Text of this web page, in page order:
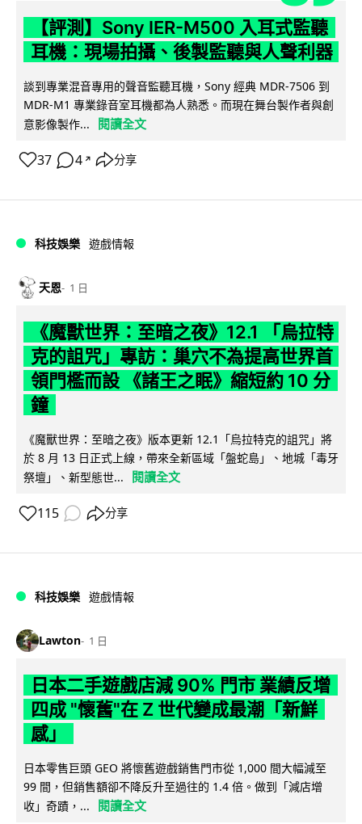
【評測】Sony IER-M500 入耳式監聽
耳機：現場拍攝、後製監聽與人聲利器
談到專業混音專用的聲音監聽耳機，Sony 經典 MDR-7506 到
MDR-M1 專業錄音室耳機都為人熟悉。而現在舞台製作者與創
意影像製作...
閱讀全文
37 4 ↗ 分享
科技娛樂 遊戲情報
天恩 1 日
《魔獸世界：至暗之夜》12.1 「烏拉特
克的詛咒」專訪：巢穴不為提高世界首
領門檻而設 《諸王之眠》縮短約 10 分
鐘
《魔獸世界：至暗之夜》版本更新 12.1「烏拉特克的詛咒」將
於 8 月 13 日正式上線，帶來全新區域「盤蛇島」、地城「毒牙
祭壇」、新型態世...
閱讀全文
115 分享
科技娛樂 遊戲情報
Lawton 1 日
日本二手遊戲店減 90% 門市 業績反增
四成 "懷舊"在 Z 世代變成最潮「新鮮
感」
日本零售巨頭 GEO 將懷舊遊戲銷售門市從 1,000 間大幅減至
99 間，但銷售額卻不降反升至過往的 1.4 倍。做到「減店增
收」奇蹟，...
閱讀全文